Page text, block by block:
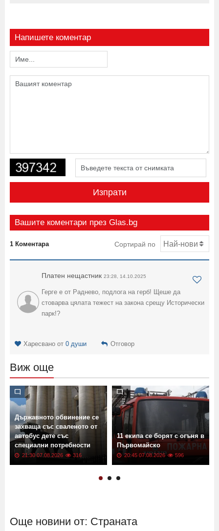
Напишете коментар
Изпрати
Вашите коментари през Glas.bg
1 Коментара Сортирай по
Платен нещастник 23:28, 14.10.2025
Герге е от Раднево, подлога на герб! Щеше да
стоварва цялата тежест на закона срещу Исторически
парк!?
Харесвано от 0 души Отговор
Виж още
Държавното обвинение се
захваща със сваленото от
автобус дете със
специални потребности
21:30 07.08.2026 316
11 екипа се борят с огъня в
Първомайско
20:45 07.08.2026 596
Още новини от: Страната